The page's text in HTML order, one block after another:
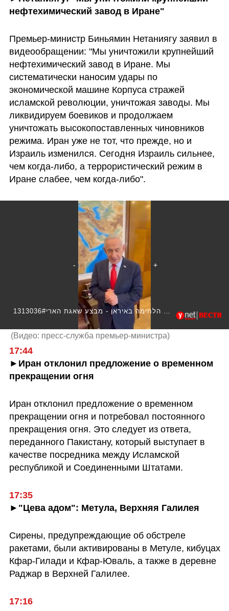
нефтехимический завод в Иране"
Премьер-министр Биньямин Нетаниягу заявил в
видеообращении: "Мы уничтожили крупнейший
нефтехимический завод в Иране. Мы
систематически наносим удары по
экономической машине Корпуса стражей
исламской революции, уничтожая заводы. Мы
ликвидируем боевиков и продолжаем
уничтожать высокопоставленных чиновников
режима. Иран уже не тот, что прежде, но и
Израиль изменился. Сегодня Израиль сильнее,
чем когда-либо, а террористический режим в
Иране слабее, чем когда-либо".
(Видео: пресс-служба премьер-министра)
17:44
►Иран отклонил предложение о временном
прекращении огня
Иран отклонил предложение о временном
прекращении огня и потребовал постоянного
прекращения огня. Это следует из ответа,
переданного Пакистану, который выступает в
качестве посредника между Исламской
республикой и Соединенными Штатами.
17:35
►"Цева адом": Метула, Верхняя Галилея
Сирены, предупреждающие об обстреле
ракетами, были активированы в Метуле, кибуцах
Кфар-Гилади и Кфар-Юваль, а также в деревне
Раджар в Верхней Галилее.
17:16